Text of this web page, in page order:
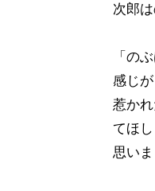
次郎
「の
感じ
惹か
てほ
思い